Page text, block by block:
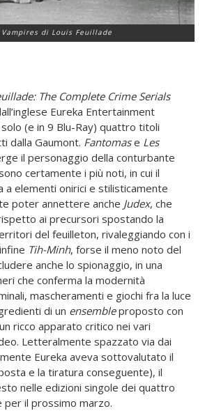
Vampires di Louis Feuillade
The Complete Crime Serials
Eureka Entertainment
(e in 9 Blu-Ray) quattro titoli
dalla Gaumont. Fantomase Les
il personaggio della conturbante
certamente i più noti, in cui il
a elementi onirici e stilisticamente
poter annettere anche Judex, che
ai precursori spostando la
del feuilleton, rivaleggiando con i
Tih-Minh, forse il meno noto del
anche lo spionaggio, in una
che conferma la modernità
mascheramenti e giochi fra la luce
di un ensembleproposto con
ricco apparato critico nei vari
Letteralmente spazzato via dai
Eureka aveva sottovalutato il
e la tiratura conseguente), il
nelle edizioni singole dei quattro
per il prossimo marzo.